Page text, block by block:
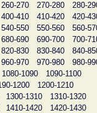
260-270 270-280
280-
400-410 410-420
420-
540-550 550-560
560-
680-690 690-700
700-
820-830 830-840
840-
960-970 970-980
980-
1080-1090
1090-1100
1200
1200-1210
1300-1310
1310-1320
1410-1420
1420-1430